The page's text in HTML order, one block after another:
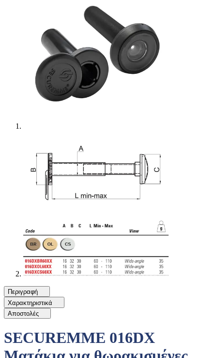
Περιγραφή
Χαρακτηριστικά
Αποστολές
SECUREMME 016DX